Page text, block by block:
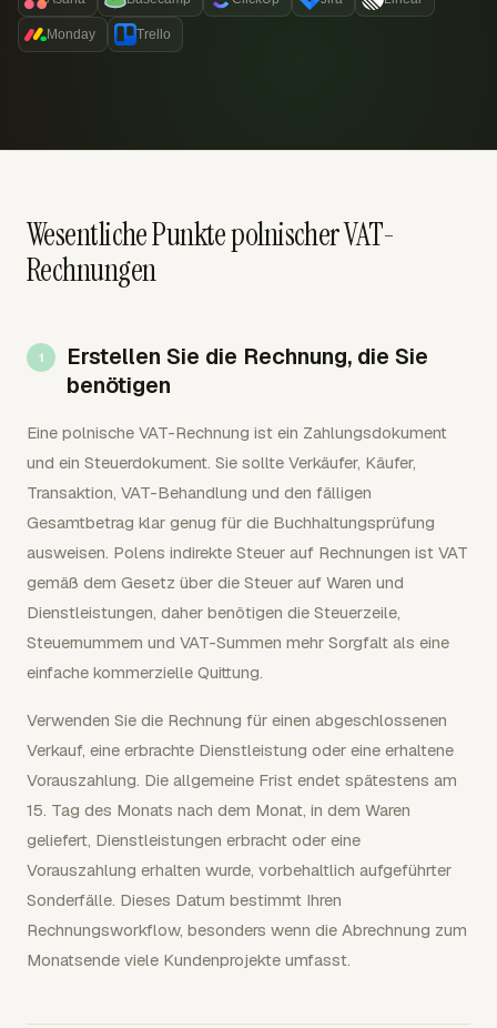
Monday Trello
Wesentliche Punkte polnischer VAT-
Rechnungen
Erstellen Sie die Rechnung, die Sie
benötigen
Eine polnische VAT-Rechnung ist ein Zahlungsdokument
und ein Steuerdokument. Sie sollte Verkäufer, Käufer,
Transaktion, VAT-Behandlung und den fälligen
Gesamtbetrag klar genug für die Buchhaltungsprüfung
ausweisen. Polens indirekte Steuer auf Rechnungen ist VAT
gemäß dem Gesetz über die Steuer auf Waren und
Dienstleistungen, daher benötigen die Steuerzeile,
Steuernummern und VAT-Summen mehr Sorgfalt als eine
einfache kommerzielle Quittung.
Verwenden Sie die Rechnung für einen abgeschlossenen
Verkauf, eine erbrachte Dienstleistung oder eine erhaltene
Vorauszahlung. Die allgemeine Frist endet spätestens am
15. Tag des Monats nach dem Monat, in dem Waren
geliefert, Dienstleistungen erbracht oder eine
Vorauszahlung erhalten wurde, vorbehaltlich aufgeführter
Sonderfälle. Dieses Datum bestimmt Ihren
Rechnungsworkflow, besonders wenn die Abrechnung zum
Monatsende viele Kundenprojekte umfasst.